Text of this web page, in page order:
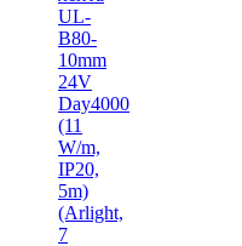
UL-
B80-
10mm
24V
Day4000
(11
W/m,
IP20,
5m)
(Arlight,
7